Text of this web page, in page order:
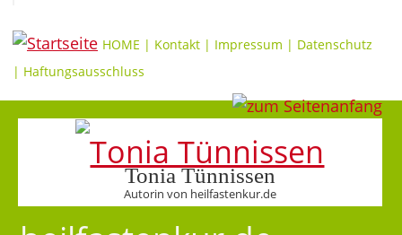
HOME | Kontakt | Impressum | Datenschutz
| Haftungsausschluss
Tonia Tünnissen
Autorin von heilfastenkur.de